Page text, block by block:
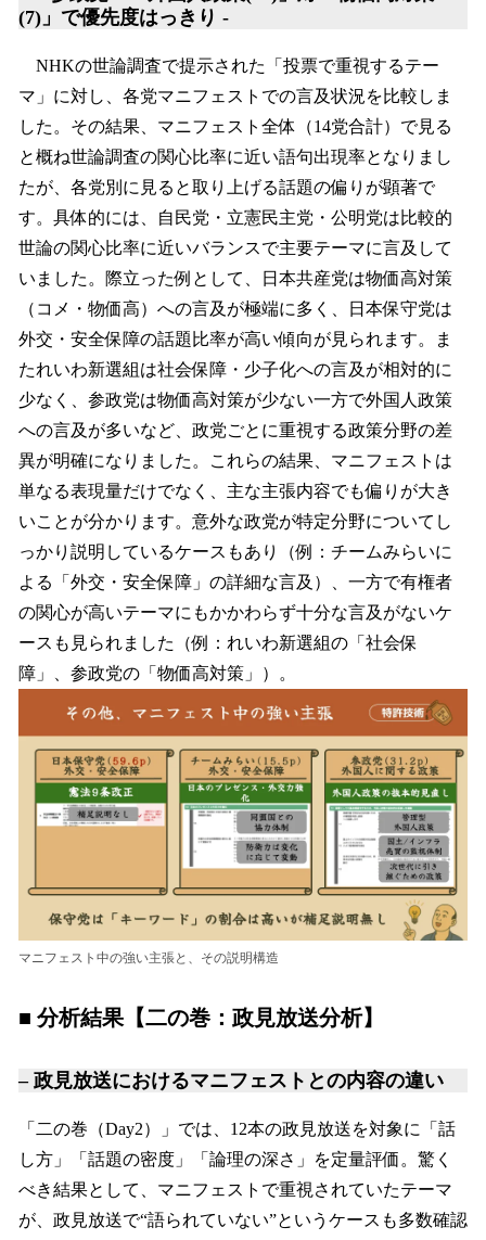
(7)」で優先度はっきり -
NHKの世論調査で提示された「投票で重視するテー
マ」に対し、各党マニフェストでの言及状況を比較しま
した。その結果、マニフェスト全体（14党合計）で見る
と概ね世論調査の関心比率に近い語句出現率となりまし
たが、各党別に見ると取り上げる話題の偏りが顕著で
す。具体的には、自民党・立憲民主党・公明党は比較的
世論の関心比率に近いバランスで主要テーマに言及して
いました。際立った例として、日本共産党は物価高対策
（コメ・物価高）への言及が極端に多く、日本保守党は
外交・安全保障の話題比率が高い傾向が見られます。ま
たれいわ新選組は社会保障・少子化への言及が相対的に
少なく、参政党は物価高対策が少ない一方で外国人政策
への言及が多いなど、政党ごとに重視する政策分野の差
異が明確になりました。これらの結果、マニフェストは
単なる表現量だけでなく、主な主張内容でも偏りが大き
いことが分かります。意外な政党が特定分野についてし
っかり説明しているケースもあり（例：チームみらいに
よる「外交・安全保障」の詳細な言及）、一方で有権者
の関心が高いテーマにもかかわらず十分な言及がないケ
ースも見られました（例：れいわ新選組の「社会保
障」、参政党の「物価高対策」）。
マニフェスト中の強い主張と、その説明構造
■ 分析結果【二の巻：政見放送分析】
– 政見放送におけるマニフェストとの内容の違い
「二の巻（Day2）」では、12本の政見放送を対象に「話
し方」「話題の密度」「論理の深さ」を定量評価。驚く
べき結果として、マニフェストで重視されていたテーマ
が、政見放送で“語られていない”というケースも多数確認